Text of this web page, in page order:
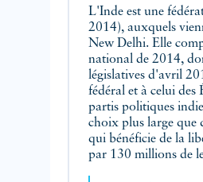
L'Inde est une
2014), auxquels
New Delhi. Elle
national de 2014,
législatives d'avril
fédéral et à celui des
partis politiques
choix plus large que
qui bénéficie de la
par 130 millions de